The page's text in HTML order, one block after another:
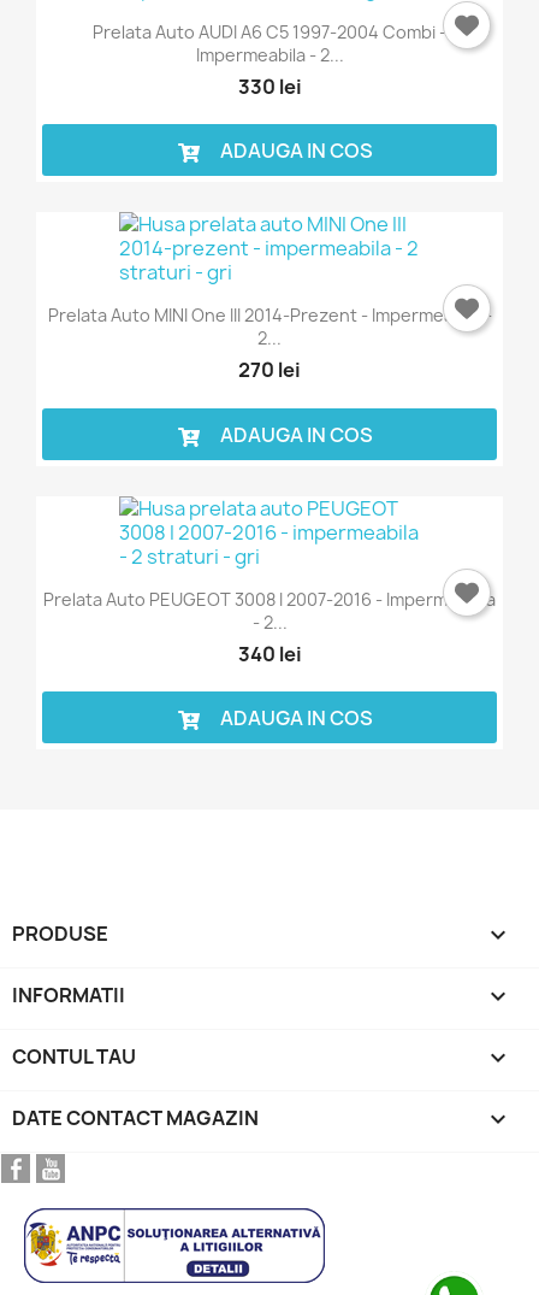
Prelata Auto AUDI A6 C5 1997-2004 Combi -
Impermeabila - 2...
330 lei
ADAUGA IN COS
Prelata Auto MINI One III 2014-Prezent - Impermeabila -
2...
270 lei
ADAUGA IN COS
Prelata Auto PEUGEOT 3008 I 2007-2016 - Impermeabila
- 2...
340 lei
ADAUGA IN COS
PRODUSE 
INFORMATII 
CONTUL TAU 
DATE CONTACT MAGAZIN keyboard_arrow_down